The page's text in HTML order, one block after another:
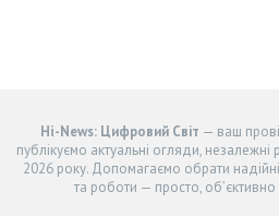
Hi-News: Цифровий Світ — ваш
публікуємо актуальні огляди, незалежні
2026 року. Допомагаємо обрати
та роботи — просто, об’єктивно